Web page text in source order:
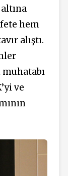
hem
alıştı.
ve